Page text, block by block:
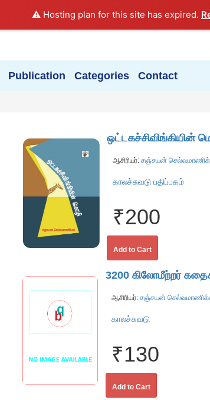
⚠️ Hosting plan for this site has expired.
Publication Categories Contact
ஒட்டகச்சிவிங்கியின்
ஆசிரியர்:சஞ்சயன்
காலச்சுவடு பதிப்பகம்
₹200
Add to Cart
3200 கிலோமீற்றர்
ஆசிரியர்:சஞ்சயன்
காலச்சுவடு
₹130
Add to Cart